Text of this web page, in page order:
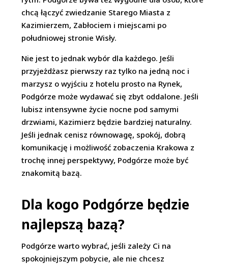
chcą łączyć zwiedzanie Starego Miasta z
Kazimierzem, Zabłociem i miejscami po
południowej stronie Wisły.
Nie jest to jednak wybór dla każdego. Jeśli
przyjeżdżasz pierwszy raz tylko na jedną noc i
marzysz o wyjściu z hotelu prosto na Rynek,
Podgórze może wydawać się zbyt oddalone. Jeśli
lubisz intensywne życie nocne pod samymi
drzwiami, Kazimierz będzie bardziej naturalny.
Jeśli jednak cenisz równowagę, spokój, dobrą
komunikację i możliwość zobaczenia Krakowa z
trochę innej perspektywy, Podgórze może być
znakomitą bazą.
Dla kogo Podgórze będzie
najlepszą bazą?
Podgórze warto wybrać, jeśli zależy Ci na
spokojniejszym pobycie, ale nie chcesz